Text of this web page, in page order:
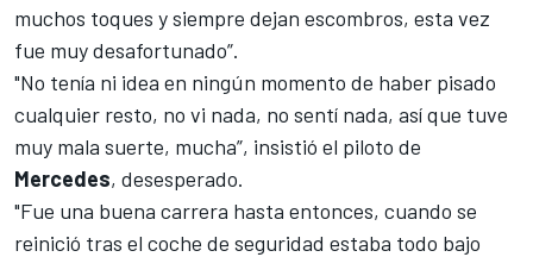
muchos toques y siempre dejan escombros, esta vez
fue muy desafortunado”.
"No tenía ni idea en ningún momento de haber pisado
cualquier resto, no vi nada, no sentí nada, así que tuve
muy mala suerte, mucha”, insistió el piloto de
Mercedes, desesperado.
"Fue una buena carrera hasta entonces, cuando se
reinició tras el coche de seguridad estaba todo bajo